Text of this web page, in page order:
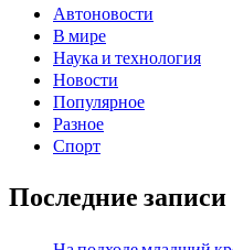
Автоновости
В мире
Наука и технология
Новости
Популярное
Разное
Спорт
Последние записи